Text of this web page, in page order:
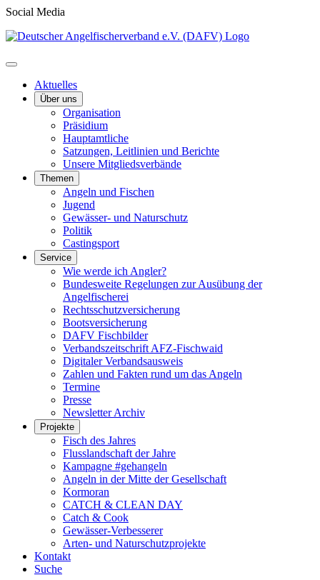
Social Media
Aktuelles
Über uns
Organisation
Präsidium
Hauptamtliche
Satzungen, Leitlinien und Berichte
Unsere Mitgliedsverbände
Themen
Angeln und Fischen
Jugend
Gewässer- und Naturschutz
Politik
Castingsport
Service
Wie werde ich Angler?
Bundesweite Regelungen zur Ausübung der
Angelfischerei
Rechtsschutzversicherung
Bootsversicherung
DAFV Fischbilder
Verbandszeitschrift AFZ-Fischwaid
Digitaler Verbandsausweis
Zahlen und Fakten rund um das Angeln
Termine
Presse
Newsletter Archiv
Projekte
Fisch des Jahres
Flusslandschaft der Jahre
Kampagne #gehangeln
Angeln in der Mitte der Gesellschaft
Kormoran
CATCH & CLEAN DAY
Catch & Cook
Gewässer-Verbesserer
Arten- und Naturschutzprojekte
Kontakt
Suche